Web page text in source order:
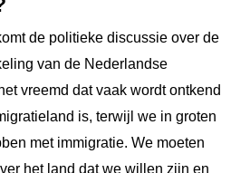
de politieke discussie over de
van de Nederlandse
vreemd dat vaak wordt ontkend
is, terwijl we in groten
met immigratie. We moeten
het land dat we willen zijn en